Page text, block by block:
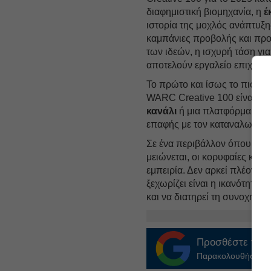
διαφημιστική βιομηχανία, η
ιστορία της μοχλός
καμπάνιες προβολής και
των ιδεών, η ισχυρή τάση
αποτελούν εργαλείο
Το πρώτο και ίσως το πιο
WARC Creative 100 είναι
κανάλι ή μια πλατφόρμα.
επαφής με τον καταναλωτή.
Σε ένα περιβάλλον όπου τα
μειώνεται, οι κορυφαίες
εμπειρία. Δεν αρκεί πλέον
ξεχωρίζει είναι η ικανότητα
και να διατηρεί τη συνοχή της.
Προσθέστε το
Παρακολουθήστε